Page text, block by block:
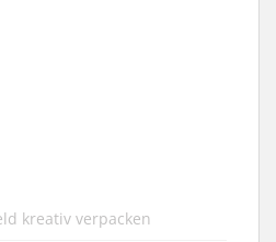
kreativ verpacken